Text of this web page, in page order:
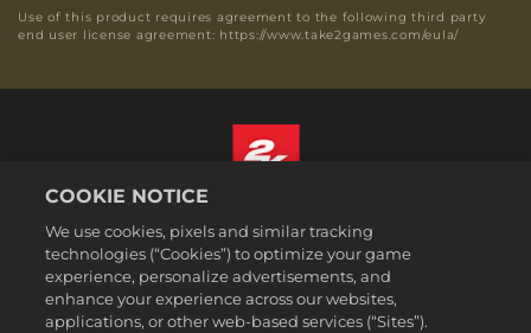
Use of this product requires agreement to the following third party
end user license agreement: https://www.take2games.com/eula/
Termos legais
Política de Privacidade
Política de Cookies
Português - Brasil
COOKIE NOTICE
We use cookies, pixels and similar tracking
technologies (“Cookies”) to optimize your game
experience, personalize advertisements, and
enhance your experience across our websites,
applications, or other web-based services (“Sites”).